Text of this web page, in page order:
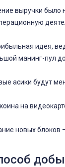
выручки было
идея,
манинг-пул
асики будут
на
новых блоков